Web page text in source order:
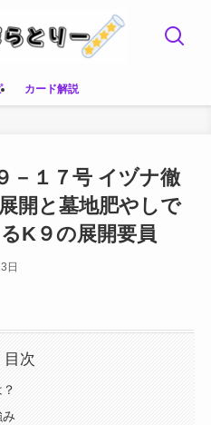
カード解説
－１７号 イヅナ徹
開と墓地肥やしで
K９の展開要員
日
目次